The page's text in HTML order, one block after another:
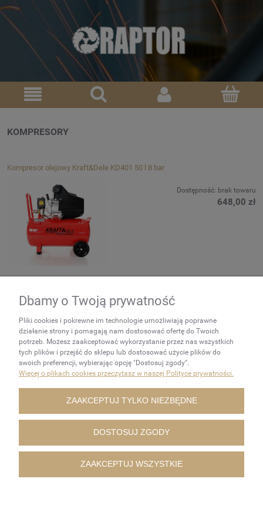
KOMPRESORY
Kompresor olejowy Kraft&Dele KD401 50 l 8 bar
Dostępność: brak towaru
648,00 zł
NEWSLETTER
Podaj swój adres e-mail, jeżeli
chcesz otrzymywać
informacje o nowościach i
promocjach.
ZAKUPY
MOJE KONTO
Dbamy o Twoją prywatność
Pliki cookies i pokrewne im technologie umożliwiają poprawne
działanie strony i pomagają nam dostosować ofertę do Twoich
potrzeb. Możesz zaakceptować wykorzystanie przez nas wszystkich
tych plików i przejść do sklepu lub dostosować użycie plików do
swoich preferencji, wybierając opcję "Dostosuj zgody".
Więcej o plikach cookies przeczytasz w naszej Polityce prywatności.
ZAAKCEPTUJ TYLKO NIEZBĘDNE
DOSTOSUJ ZGODY
ZAAKCEPTUJ WSZYSTKIE